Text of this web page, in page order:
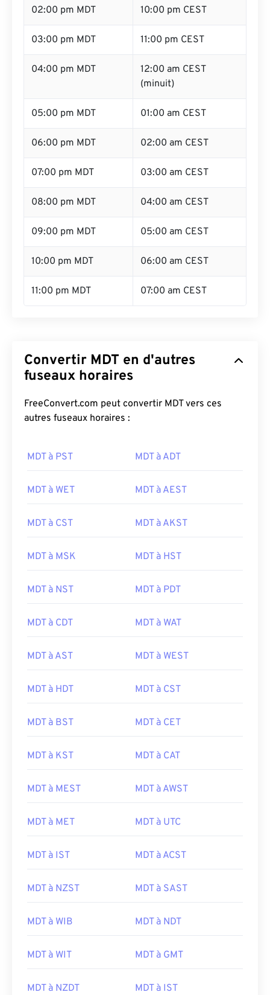
02:00 pm MDT 10:00 pm CEST
03:00 pm MDT 11:00 pm CEST
04:00 pm MDT
12:00 am CEST
(minuit)
05:00 pm MDT 01:00 am CEST
06:00 pm MDT 02:00 am CEST
07:00 pm MDT 03:00 am CEST
08:00 pm MDT 04:00 am CEST
09:00 pm MDT 05:00 am CEST
10:00 pm MDT 06:00 am CEST
11:00 pm MDT 07:00 am CEST
Convertir MDT en d'autres
fuseaux horaires
FreeConvert.com peut convertir MDT vers ces
autres fuseaux horaires :
MDT à PST MDT à ADT
MDT à WET MDT à AEST
MDT à CST MDT à AKST
MDT à MSK MDT à HST
MDT à NST MDT à PDT
MDT à CDT MDT à WAT
MDT à AST MDT à WEST
MDT à HDT MDT à CST
MDT à BST MDT à CET
MDT à KST MDT à CAT
MDT à MEST MDT à AWST
MDT à MET MDT à UTC
MDT à IST MDT à ACST
MDT à NZST MDT à SAST
MDT à WIB MDT à NDT
MDT à WIT MDT à GMT
MDT à NZDT MDT à IST